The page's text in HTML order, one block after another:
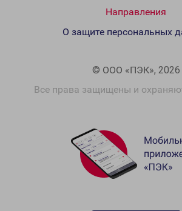
Направления
© ООО «ПЭК», 2026
Все права защищены и
О защите персональных